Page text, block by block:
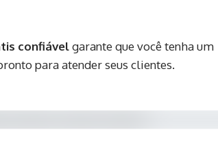
confiávelgarante que você tenha um
para atender seus clientes.